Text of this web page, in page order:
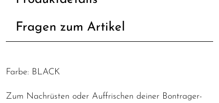
Fragen zum Artikel
Farbe: BLACK
Zum Nachrüsten oder Auffrischen deiner Bontrager-